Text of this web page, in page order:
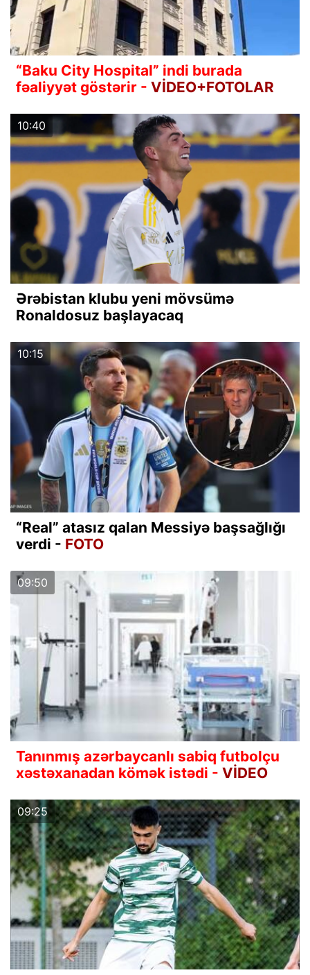
“Baku City Hospital” indi burada
fəaliyyət göstərir - VİDEO+FOTOLAR
10:40
Ərəbistan klubu yeni mövsümə
Ronaldosuz başlayacaq
10:15
“Real” atasız qalan Messiyə başsağlığı
verdi - FOTO
09:50
Tanınmış azərbaycanlı sabiq futbolçu
xəstəxanadan kömək istədi - VİDEO
09:25